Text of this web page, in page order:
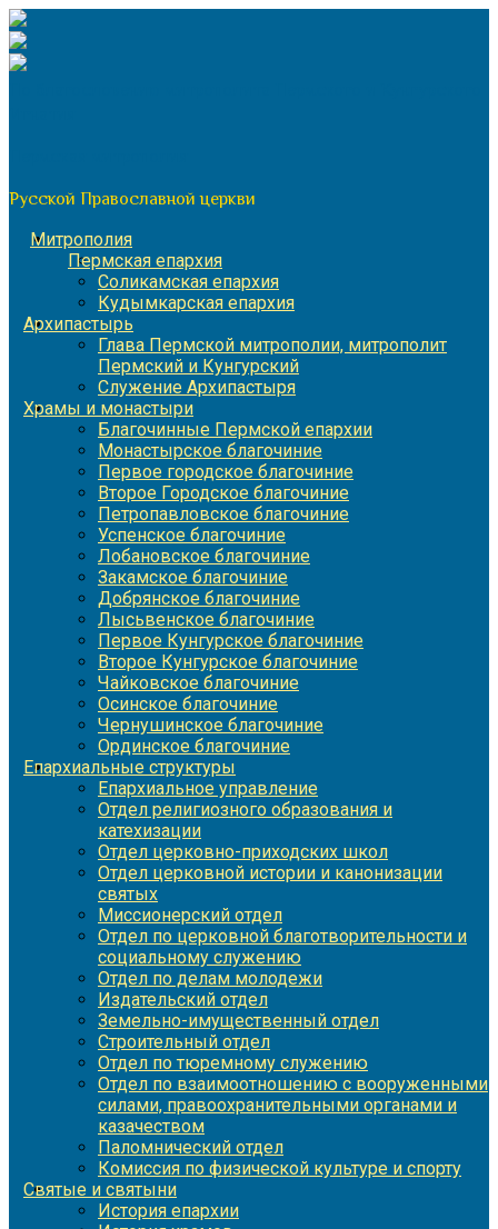
Перейти
к
содержимому
Русской Православной церкви
Митрополия
Пермская епархия
Соликамская епархия
Кудымкарская епархия
Архипастырь
Глава Пермской митрополии, митрополит
Пермский и Кунгурский
Служение Архипастыря
Храмы и монастыри
Благочинные Пермской епархии
Монастырское благочиние
Первое городское благочиние
Второе Городское благочиние
Петропавловское благочиние
Успенское благочиние
Лобановское благочиние
Закамское благочиние
Добрянское благочиние
Лысьвенское благочиние
Первое Кунгурское благочиние
Второе Кунгурское благочиние
Чайковское благочиние
Осинское благочиние
Чернушинское благочиние
Ординское благочиние
Епархиальные структуры
Епархиальное управление
Отдел религиозного образования и
катехизации
Отдел церковно-приходских школ
Отдел церковной истории и канонизации
святых
Миссионерский отдел
Отдел по церковной благотворительности и
социальному служению
Отдел по делам молодежи
Издательский отдел
Земельно-имущественный отдел
Строительный отдел
Отдел по тюремному служению
Отдел по взаимоотношению с вооруженными
силами, правоохранительными органами и
казачеством
Паломнический отдел
Комиссия по физической культуре и спорту
Святые и святыни
История епархии